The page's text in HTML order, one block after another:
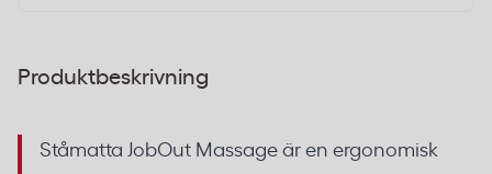
Produktbeskrivning
Ståmatta JobOut Massage är en ergonomisk